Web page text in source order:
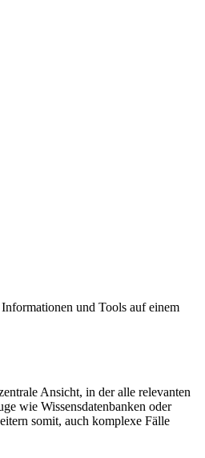
und Tools auf einem
Ansicht, in der alle relevanten
wie Wissensdatenbanken oder
somit, auch komplexe Fälle